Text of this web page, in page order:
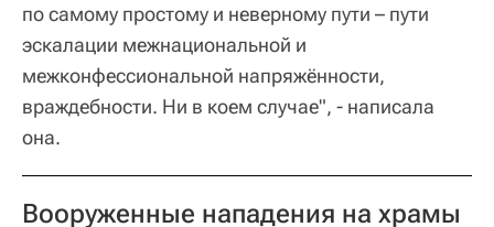
по самому простому и неверному пути – пути
эскалации межнациональной и
межконфессиональной напряжённости,
враждебности. Ни в коем случае", - написала
она.
Вооруженные нападения на храмы